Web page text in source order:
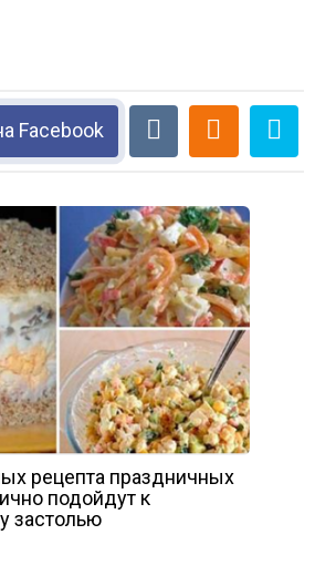
Facebook
рецепта праздничных
подойдут к
застолью